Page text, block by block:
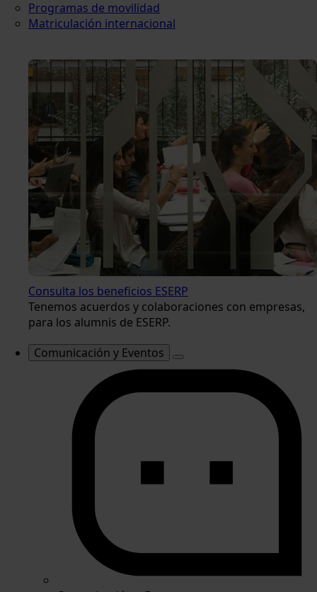
Programas de movilidad
Matriculación internacional
Consulta los beneficios ESERP
Tenemos acuerdos y colaboraciones con empresas,
para los alumnis de ESERP.
Comunicación y Eventos